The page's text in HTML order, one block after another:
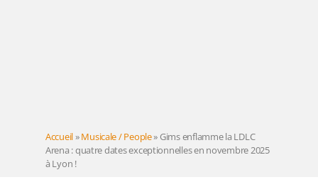
Accueil»Musicale / People» Gims enflamme la LDLC
Arena : quatre dates exceptionnelles en novembre 2025
à Lyon !